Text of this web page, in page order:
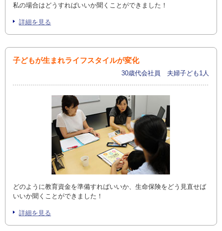
私の場合はどうすればいいか聞くことができました！
詳細を見る
子どもが生まれライフスタイルが変化
30歳代会社員 夫婦子ども1人
どのように教育資金を準備すればいいか、生命保険をどう見直せば
いいか聞くことができました！
詳細を見る